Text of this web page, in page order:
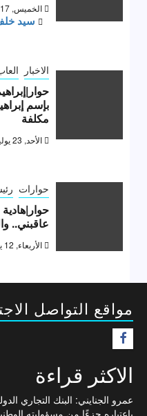
الخميس, 17 أغسطس 2023, 3:10 م
سيد
الاخبار
بإسم
مكلفة
الأحد, 23 يوليو 2023, 3:48 م
حوارات
عاقبني..
الأربعاء, 12 يوليو 2023, 4:08 م
مواقع التواصل
الاكثر قراءة
عمرو الجنايني: البنك التجاري
باعتباره جزءًا من مسؤوليته